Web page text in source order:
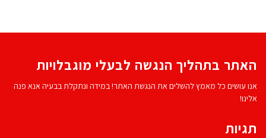
האתר בתהליך הנגשה לבעלי מוגבלויות
אנו עושים כל מאמץ להשלים את הנגשת האתר! במידה ונתקלת בבעיה אנא פנה
אלינו!
תגיות